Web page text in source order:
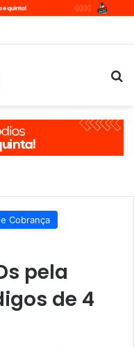
Cobrança
pela
de 4